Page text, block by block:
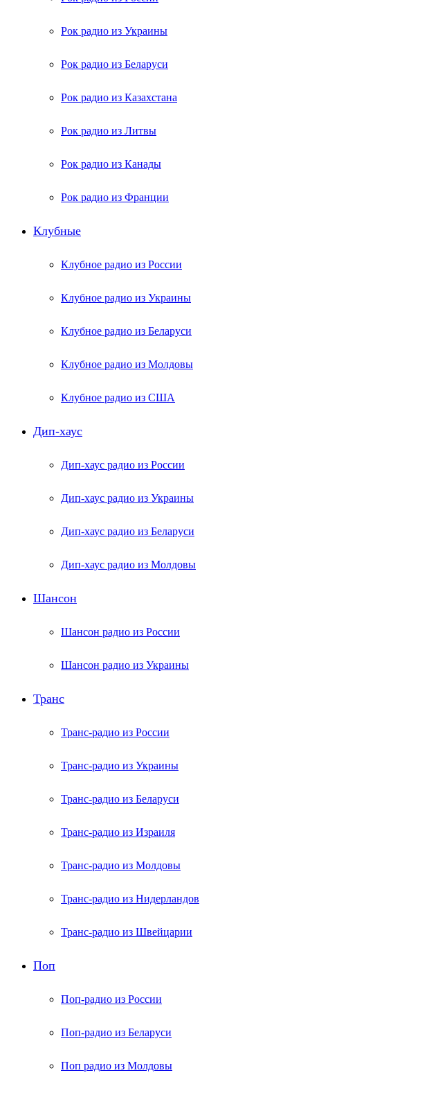
Рок радио из Украины
Рок радио из Беларуси
Рок радио из Казахстана
Рок радио из Литвы
Рок радио из Канады
Рок радио из Франции
Клубные
Клубное радио из России
Клубное радио из Украины
Клубное радио из Беларуси
Клубное радио из Молдовы
Клубное радио из США
Дип-хаус
Дип-хаус радио из России
Дип-хаус радио из Украины
Дип-хаус радио из Беларуси
Дип-хаус радио из Молдовы
Шансон
Шансон радио из России
Шансон радио из Украины
Транс
Транс-радио из России
Транс-радио из Украины
Транс-радио из Беларуси
Транс-радио из Израиля
Транс-радио из Молдовы
Транс-радио из Нидерландов
Транс-радио из Швейцарии
Поп
Поп-радио из России
Поп-радио из Беларуси
Поп радио из Молдовы